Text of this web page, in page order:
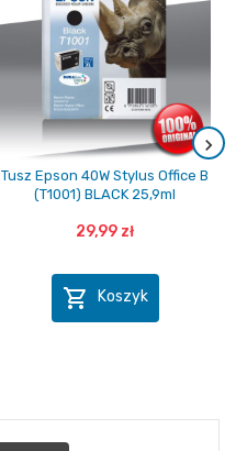
Tusz Epson 40W Stylus Office B
(T1001) BLACK 25,9ml
29,99 zł
 Koszyk